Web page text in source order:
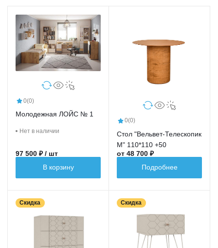
0(0)
Молодежная ЛОЙС № 1
Нет в наличии
97 500 ₽ / шт
В корзину
0(0)
Стол "Вельвет-Телескопик
М" 110*110 +50
от 48 700 ₽
Подробнее
Скидка Скидка